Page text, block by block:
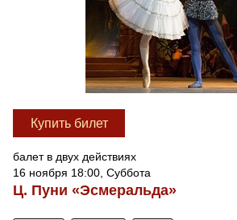
Купить билет
балет в двух действиях
16 ноября 18:00, Суббота
Ц. Пуни «Эсмеральда»